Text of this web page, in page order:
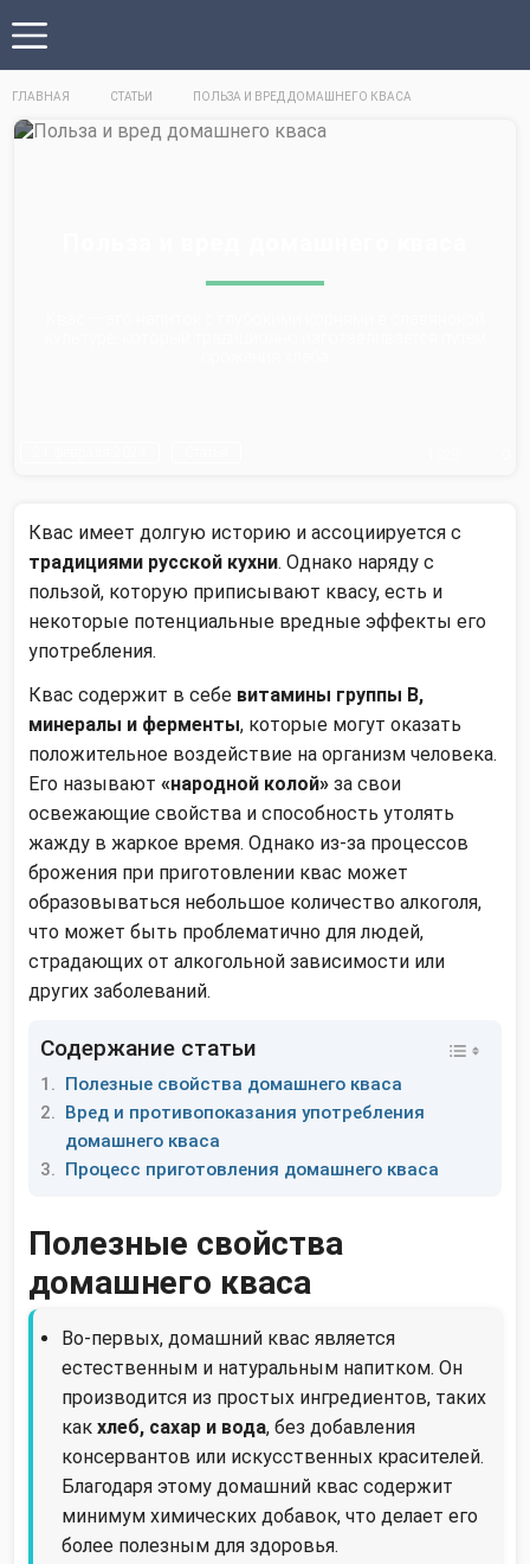
ГЛАВНАЯ СТАТЬИ ПОЛЬЗА И ВРЕД ДОМАШНЕГО КВАСА
Квас имеет долгую историю и ассоциируется с
традициями русской кухни. Однако наряду с
пользой, которую приписывают квасу, есть и
некоторые потенциальные вредные эффекты его
употребления.
Квас содержит в себе витамины группы В,
минералы и ферменты, которые могут оказать
положительное воздействие на организм человека.
Его называют «народной колой» за свои
освежающие свойства и способность утолять
жажду в жаркое время. Однако из-за процессов
брожения при приготовлении квас может
образовываться небольшое количество алкоголя,
что может быть проблематично для людей,
страдающих от алкогольной зависимости или
других заболеваний.
Содержание статьи
Полезные свойства домашнего кваса
Вред и противопоказания употребления
домашнего кваса
Процесс приготовления домашнего кваса
Полезные свойства
домашнего кваса
Во-первых, домашний квас является
естественным и натуральным напитком. Он
производится из простых ингредиентов, таких
как хлеб, сахар и вода, без добавления
консервантов или искусственных красителей.
Благодаря этому домашний квас содержит
минимум химических добавок, что делает его
более полезным для здоровья.